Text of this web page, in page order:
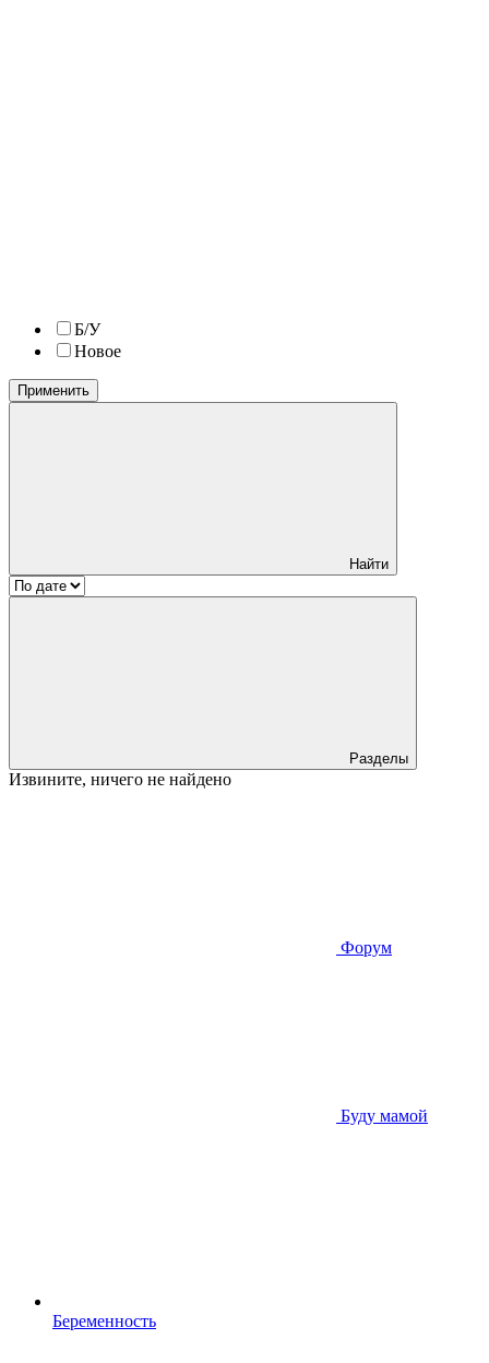
Б/У
Новое
Применить
Найти
Разделы
Извините, ничего не найдено
Форум
Буду мамой
Беременность